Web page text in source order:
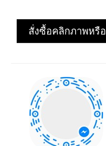
สั่งซื้อคลิกภาพหรื